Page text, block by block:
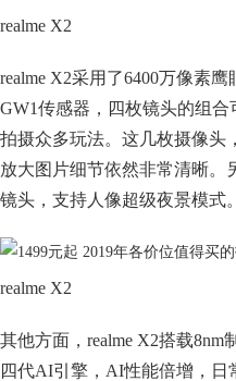
realme X2
realme X2采用了6400万像素
GW1传感器，四枚镜头的组
拍摄众多玩法。这几枚摄像头
放大图片细节依然非常清晰。
镜头，支持人像超级夜景模式。
realme X2
其他方面，realme X2搭载
四代AI引擎，AI性能倍增，日